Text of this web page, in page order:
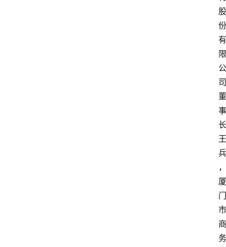
股
份
有
限
公
司
董
事
长
王
兵
，
厦
门
市
商
务